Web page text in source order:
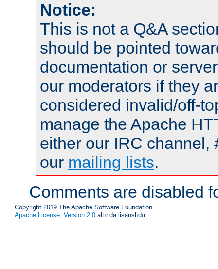
Notice:
This is not a Q&A
should be pointed
documentation or
our moderators if they
considered invalid/off-
manage the Apache
either our IRC channel,
our mailing lists.
Comments are disabled
Copyright 2019 The Apache Software Foundation.
Apache License, Version 2.0 altında lisanslıdır.